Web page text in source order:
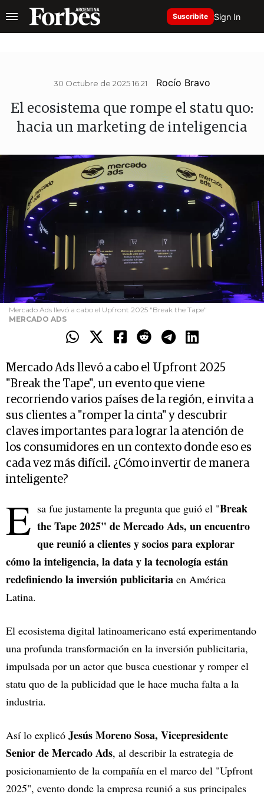
Suscribite Sign In
30 Octubre de 2025 16.21 Rocío Bravo
El ecosistema que rompe el statu quo:
hacia un marketing de inteligencia
Mercado Ads llevó a cabo el Upfront 2025 "Break the Tape"
MERCADO ADS
Mercado Ads llevó a cabo el Upfront 2025
"Break the Tape", un evento que viene
recorriendo varios países de la región, e invita a
sus clientes a "romper la cinta" y descubrir
claves importantes para lograr la atención de
los consumidores en un contexto donde eso es
cada vez más difícil. ¿Cómo invertir de manera
inteligente?
E sa fue justamente la pregunta que guió el "Break
the Tape 2025" de Mercado Ads, un encuentro
que reunió a clientes y socios para explorar
cómo la inteligencia, la data y la tecnología están
redefiniendo la inversión publicitaria en América
Latina.
El ecosistema digital latinoamericano está experimentando
una profunda transformación en la inversión publicitaria,
impulsada por un actor que busca cuestionar y romper el
statu quo de la publicidad que le hace mucha falta a la
industria.
Así lo explicó Jesús Moreno Sosa, Vicepresidente
Senior de Mercado Ads, al describir la estrategia de
posicionamiento de la compañía en el marco del "Upfront
2025", evento donde la empresa reunió a sus principales